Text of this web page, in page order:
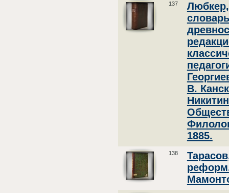
137
В.
1885.
138